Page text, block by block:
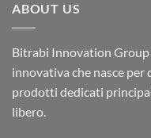
ABOUT US
Bitrabi Innovation Group
innovativa che nasce
prodotti dedicati
libero.